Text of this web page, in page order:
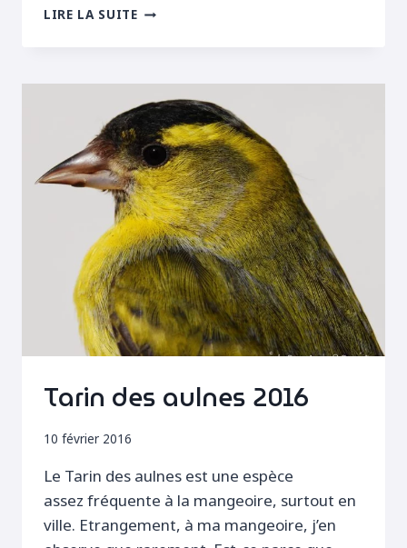
LIRE LA SUITEBOUVREUIL
MANGEOIRE
Tarin des aulnes 2016
10 février 2016
Le Tarin des aulnes est une espèce
assez fréquente à la mangeoire, surtout en
ville. Etrangement, à ma mangeoire, j’en